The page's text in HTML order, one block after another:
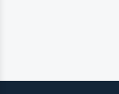
Мощность: